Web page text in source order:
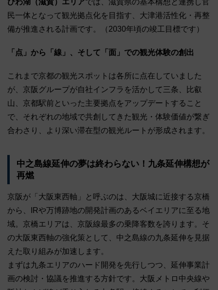
民一体となって観光拠点化を目指す、大津港活性化・再整
備が推進される計画です。（2030年頃の竣工目標です）
「点」から「線」、そして「面」での観光体験の創出
これまで京都の観光スポットは各所に点在していました
が、京阪グループが自社インフラを活かして三条、比叡
山、京都駅前といった主要拠点をアップデートすること
で、それぞれの地域で共創してきた観光・体験価値が繋ぎ
合わさり、より深い滞在型の観光ルートが形成されます。
中之島線延伸の夢は終わらない！九条延伸構想が
再燃
京阪が「大阪東西軸」と呼ぶのは、大阪城に近接する京橋
から、IRや万博跡地の開発計画のあるベイエリアに至る地
域。京橋エリアは、京阪線最多の乗降客数を誇ります。そ
の大阪東西軸の強化策として、中之島線の九条延伸を見据
えた取り組みが加速します。
まずは九条エリアのハード開発を先行しつつ、延伸事業計
画の検討・協議を推進する方針です。大阪メトロ中央線や